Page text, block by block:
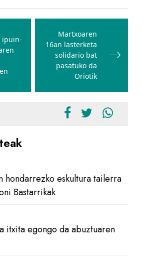
ipuin-
Martxoaren
16an lasterketa
solidario bat
pasatuko da
Oriotik
hondarrezko eskultura tailerra
Bastarrikak
itxita egongo da abuztuaren